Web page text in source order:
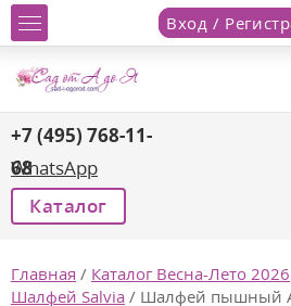
Вход /
+7 (495) 768-11-
68
WhatsApp
Каталог
Главная / Каталог Весна-Лето 2026
Шалфей Salvia / Шалфей пышный